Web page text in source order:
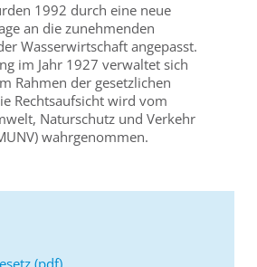
1992 durch eine neue
an die zunehmenden
Wasserwirtschaft angepasst.
im Jahr 1927 verwaltet sich
Rahmen der gesetzlichen
Rechtsaufsicht wird vom
Naturschutz und Verkehr
wahrgenommen.
(pdf)